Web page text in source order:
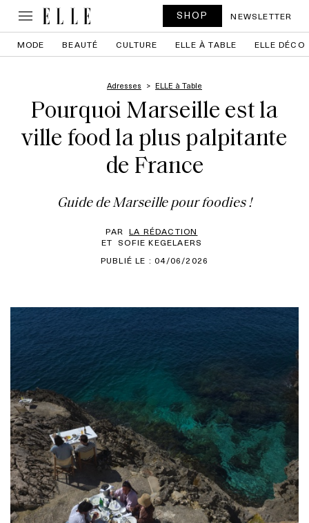
SHOP NEWSLETTER
MODE BEAUTÉ CULTURE ELLE À TABLE ELLE DÉCO
Adresses ELLE à Table
Pourquoi Marseille est la
ville food la plus palpitante
de France
Guide de Marseille pour foodies !
PAR LA RÉDACTION
ET SOFIE KEGELAERS
PUBLIÉ LE : 04/06/2026